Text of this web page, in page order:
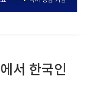
서 한국인